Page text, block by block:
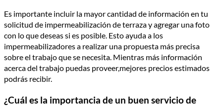
Es importante incluir la mayor cantidad de información en tu
solicitud de impermeabilización de terraza y agregar una foto
con lo que deseas si es posible. Esto ayuda a los
impermeabilizadores a realizar una propuesta más precisa
sobre el trabajo que se necesita. Mientras más información
acerca del trabajo puedas proveer,mejores precios estimados
podrás recibir.
¿Cuál es la importancia de un buen servicio de